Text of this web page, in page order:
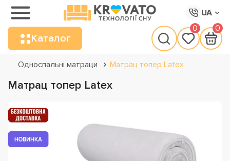
UA
Каталог
0 0
Односпальні матраци Матрац топер Latex
Матрац топер Latex